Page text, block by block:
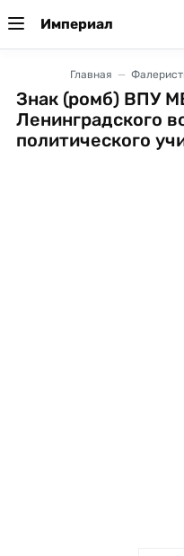
Империал
Главная
Знак (ромб) ВПУ
Ленинградского
политического